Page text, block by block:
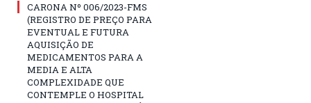
CARONA Nº 006/2023-FMS
(REGISTRO DE PREÇO PARA
EVENTUAL E FUTURA
AQUISIÇÃO DE
MEDICAMENTOS PARA A
MEDIA E ALTA
COMPLEXIDADE QUE
CONTEMPLE O HOSPITAL